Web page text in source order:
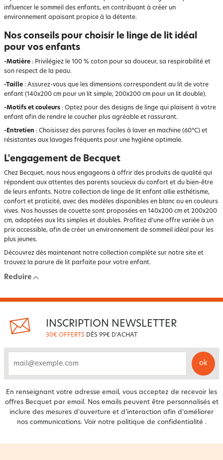
influencer le sommeil des enfants, en contribuant à créer un
environnement apaisant propice à la détente.
Nos conseils pour choisir le linge de lit idéal
pour vos enfants
-Matière : Privilégiez le 100 % coton pour sa douceur, sa respirabilité et
son respect de la peau.
-Taille : Assurez-vous que les dimensions correspondent au lit de votre
enfant (140x200 cm pour un lit simple, 200x200 cm pour un lit double).
-Motifs et couleurs : Optez pour des designs de linge qui plaisent à votre
enfant afin de rendre le coucher plus agréable et rassurant.
-Entretien : Choisissez des parures faciles à laver en machine (60°C) et
résistantes aux lavages fréquents pour une hygiène optimale.
L'engagement de Becquet
Chez Becquet, nous nous engageons à offrir des produits de qualité qui
répondent aux attentes des parents soucieux du confort et du bien-être
de leurs enfants. Notre collection de linge de lit enfant allie esthétisme,
confort et praticité, avec des modèles disponibles en blanc ou en couleurs
vives. Nos housses de couette sont proposées en 140x200 cm et 200x200
cm, adaptées aux lits simples et doubles. Profitez d’une offre variée à un
prix accessible, afin de créer un environnement de sommeil idéal pour les
plus jeunes.
Découvrez dès maintenant notre collection complète sur notre site et
trouvez la parure de lit parfaite pour votre enfant.
Reduire
INSCRIPTION NEWSLETTER
30€ OFFERTS DÈS 99€ D'ACHAT
ok
En renseignant votre adresse email, vous acceptez de recevoir les
offres Becquet par email. Nos emails peuvent être personnalisés et
inclure des mesures d’ouverture et d’interaction afin d’améliorer
nos communications. Voir notre politique de confidentialité .